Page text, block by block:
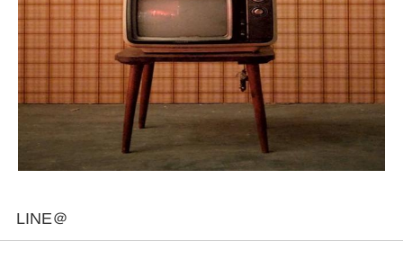
LINE＠